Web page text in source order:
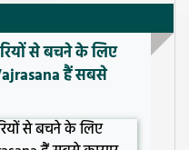
से बचने के लिए
हैं सबसे